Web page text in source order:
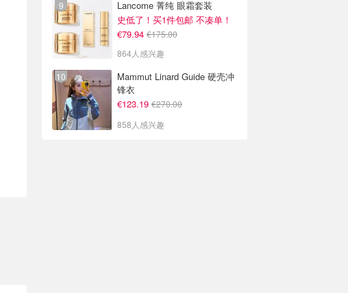
Lancome 菁纯 眼霜套装
史低了！买1件包邮 不凑单！
€79.94 €175.00
864人感兴趣
Mammut Linard Guide 硬壳冲
锋衣
€123.19 €270.00
858人感兴趣